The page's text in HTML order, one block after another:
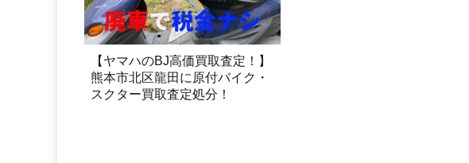
【ヤマハのBJ高価買取査定！】
熊本市北区龍田に原付バイク・
スクター買取査定処分！